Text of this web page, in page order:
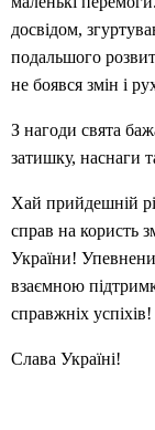
досвідом,
подальшого
не боявся змін і
З нагоди свята
затишку, наснаги
Хай прийдешній
справ на користь
України!
взаємною
справжніх успіхів!
Слава Україні!